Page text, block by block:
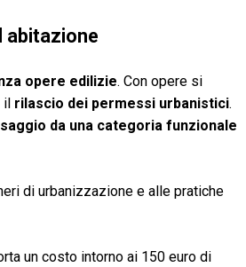
abitazione
opere edilizie. Con opere si
rilascio dei permessi urbanistici.
da una categoria funzionale
di urbanizzazione e alle pratiche
un costo intorno ai 150 euro di